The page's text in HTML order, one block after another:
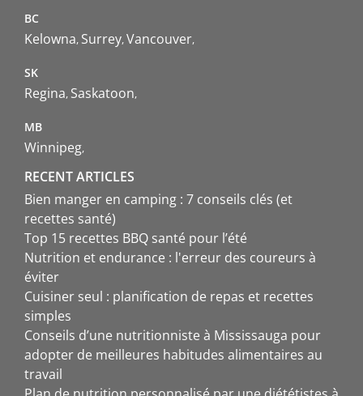
BC
Kelowna Surrey Vancouver
SK
Regina Saskatoon
MB
Winnipeg
RECENT ARTICLES
Bien manger en camping : 7 conseils clés (et
recettes santé)
Top 15 recettes BBQ santé pour l’été
Nutrition et endurance : l'erreur des coureurs à
éviter
Cuisiner seul : planification de repas et recettes
simples
Conseils d’une nutritionniste à Mississauga pour
adopter de meilleures habitudes alimentaires au
travail